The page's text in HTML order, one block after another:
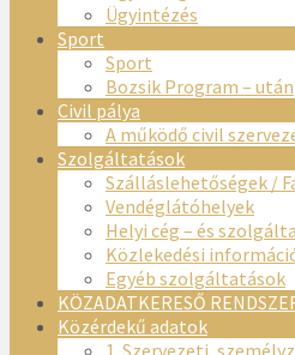
Ügyintézés
Sport
Sport
Bozsik Program –
Civil pálya
A működő civil
Szolgáltatások
Szálláslehetőségek /
Vendéglátóhelyek
Helyi cég – és
Közlekedési
Egyéb szolgáltatások
KÖZADATKERESŐ
Közérdekű adatok
1. Szervezeti,